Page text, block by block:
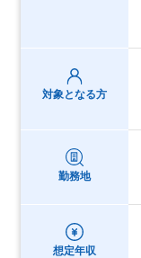
対象となる方
勤務地
想定年収